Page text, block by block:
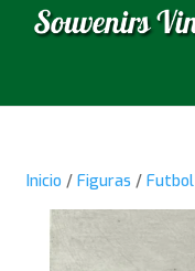
Inicio /Figuras /Futbol